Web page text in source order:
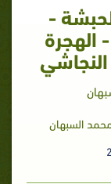
-
الهجرة
محمد السبهان